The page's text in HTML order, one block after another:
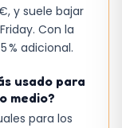
y suele bajar
Con la
% adicional.
usado para
medio?
para los